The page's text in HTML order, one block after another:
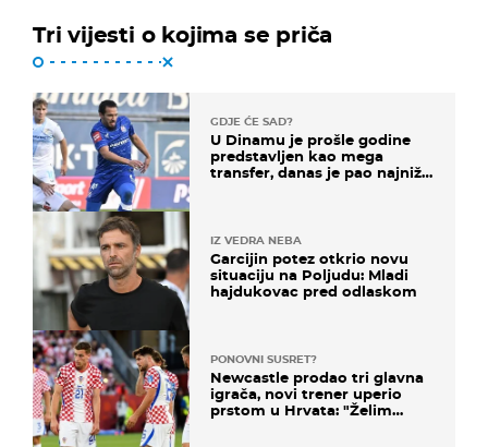
Tri vijesti o kojima se priča
GDJE ĆE SAD?
U Dinamu je prošle godine
predstavljen kao mega
transfer, danas je pao najniže
IZ VEDRA NEBA
Garcijin potez otkrio novu
situaciju na Poljudu: Mladi
hajdukovac pred odlaskom
PONOVNI SUSRET?
Newcastle prodao tri glavna
igrača, novi trener uperio
prstom u Hrvata: "Želim